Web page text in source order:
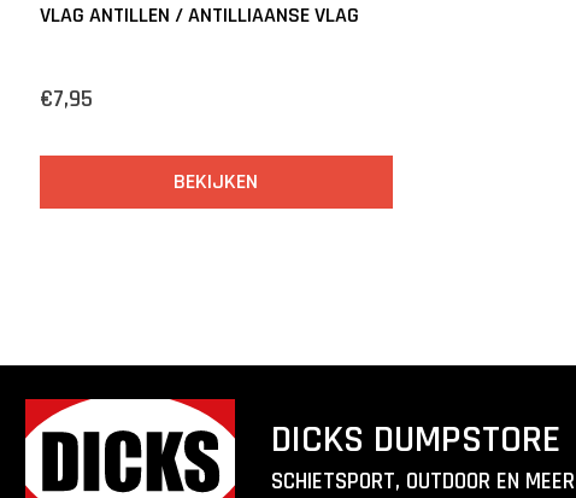
VLAG ANTILLEN / ANTILLIAANSE VLAG
€7,95
BEKIJKEN
DICKS DUMPSTORE
SCHIETSPORT, OUTDOOR EN MEER